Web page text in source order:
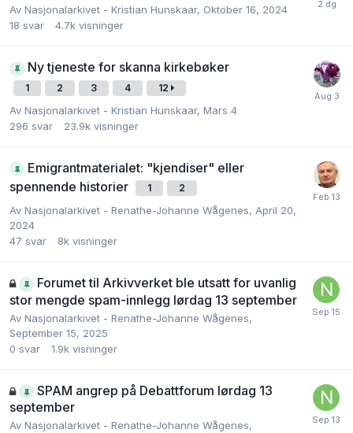
Av Nasjonalarkivet - Kristian Hunskaar, Oktober 16, 2024
18 svar 4.7k visninger
Ny tjeneste for skanna kirkebøker
1 2 3 4 12
Av Nasjonalarkivet - Kristian Hunskaar, Mars 4
296 svar 23.9k visninger
Emigrantmaterialet: "kjendiser" eller
spennende historier
1 2
Av Nasjonalarkivet - Renathe-Johanne Wågenes, April 20,
2024
47 svar 8k visninger
Forumet til Arkivverket ble utsatt for uvanlig
stor mengde spam-innlegg lørdag 13 september
Av Nasjonalarkivet - Renathe-Johanne Wågenes,
September 15, 2025
0 svar 1.9k visninger
SPAM angrep på Debattforum lørdag 13
september
Av Nasjonalarkivet - Renathe-Johanne Wågenes,